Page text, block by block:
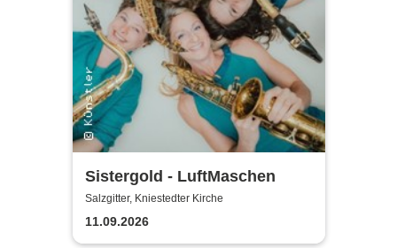
Sistergold - LuftMaschen
Salzgitter, Kniestedter Kirche
11.09.2026